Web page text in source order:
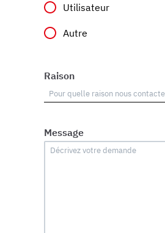
Utilisateur
Autre
Raison
Message